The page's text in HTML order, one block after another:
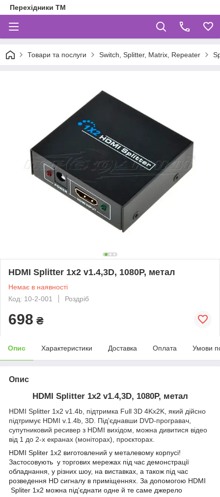
Перехідники ТМ
Товари та послуги Switch, Splitter, Matrix, Repeater
HDMI Splitter 1x2 v1.4,3D, 1080P, метал
Немає в наявності
Код: 10-2-001
Роздріб
698 ₴
Опис Характеристики Доставка Оплата Умови
Опис
HDMI Splitter 1x2 v1.4,3D, 1080P, метал
HDMI Splitter 1x2 v1.4b, підтримка Full 3D 4Kx2K, який дійсно
підтримує HDMI v.1.4b, 3D. Під'єднавши DVD-програвач,
супутниковий ресивер з HDMI вихідом, можна дивитися відео
від 1 до 2-х екранах (моніторах), проєкторах.
HDMI Spliter 1х2 виготовлений у металевому корпусі!
Застосовують у торгових мережах під час демонстрації
обладнання, у різних шоу, на виставках, а також під час
розведення HD сигналу в приміщеннях. За допомогою HDMI
Spliter 1х2 можна під'єднати одне й те саме джерело